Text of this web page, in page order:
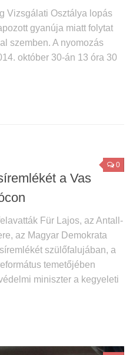
Vizsgálati Osztálya lopás
gyanúja miatt folytat
szemben. A nyomozás
október 30-án 13 óra 30
0
a Vas
Für Lajos, az Antall-
az Magyar Demokrata
szülőfalujában, a
temetőjében
miniszter a kegyeleti